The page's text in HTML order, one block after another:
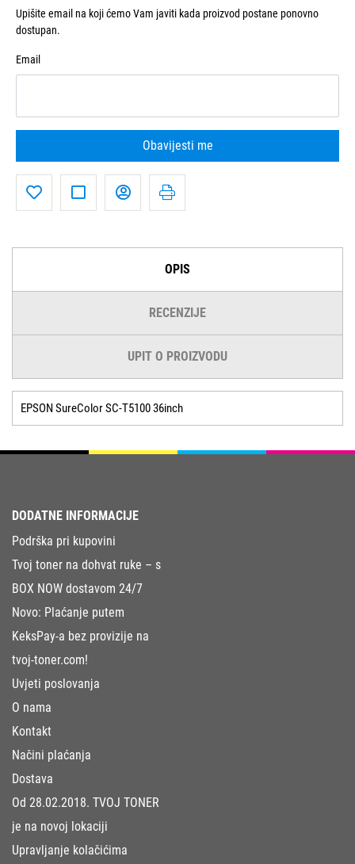
Upišite email na koji ćemo Vam javiti kada proizvod postane ponovno
dostupan.
Email
Obavijesti me
OPIS
RECENZIJE
UPIT O PROIZVODU
EPSON SureColor SC-T5100 36inch
DODATNE INFORMACIJE
Podrška pri kupovini
Tvoj toner na dohvat ruke – s
BOX NOW dostavom 24/7
Novo: Plaćanje putem
KeksPay-a bez provizije na
tvoj-toner.com!
Uvjeti poslovanja
O nama
Kontakt
Načini plaćanja
Dostava
Od 28.02.2018. TVOJ TONER
je na novoj lokaciji
Upravljanje kolačićima